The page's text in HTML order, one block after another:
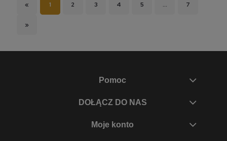
« 1 2 3 4 5 ... 7
»
Pomoc
DOŁĄCZ DO NAS
Moje konto